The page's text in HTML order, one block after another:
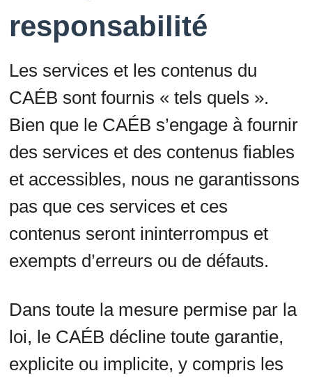
responsabilité
Les services et les contenus du
CAÉB sont fournis « tels quels ».
Bien que le CAÉB s’engage à fournir
des services et des contenus fiables
et accessibles, nous ne garantissons
pas que ces services et ces
contenus seront ininterrompus et
exempts d’erreurs ou de défauts.
Dans toute la mesure permise par la
loi, le CAÉB décline toute garantie,
explicite ou implicite, y compris les